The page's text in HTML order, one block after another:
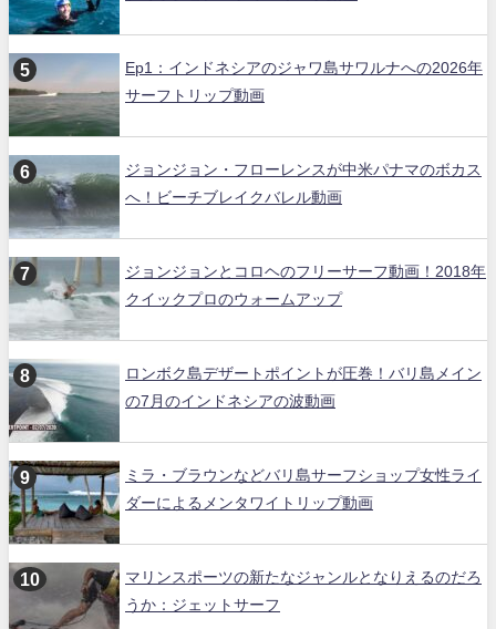
Ep1：インドネシアのジャワ島サワルナへの2026年
サーフトリップ動画
ジョンジョン・フローレンスが中米パナマのボカス
へ！ビーチブレイクバレル動画
ジョンジョンとコロヘのフリーサーフ動画！2018年
クイックプロのウォームアップ
ロンボク島デザートポイントが圧巻！バリ島メイン
の7月のインドネシアの波動画
ミラ・ブラウンなどバリ島サーフショップ女性ライ
ダーによるメンタワイトリップ動画
マリンスポーツの新たなジャンルとなりえるのだろ
うか：ジェットサーフ